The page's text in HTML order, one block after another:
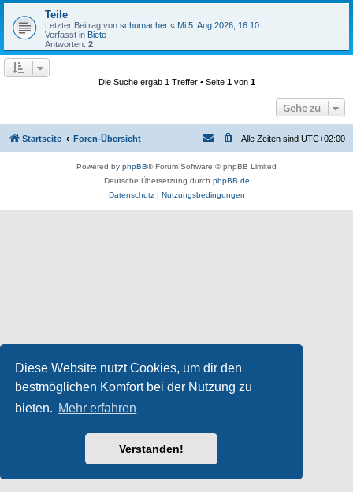
Diese Website nutzt Cookies, um dir den
bestmöglichen Komfort bei der Nutzung zu
bieten. Mehr erfahren
Verstanden!
Teile
Letzter Beitrag von schumacher « Mi 5. Aug 2026, 16:10
Verfasst in Biete
Antworten: 2
Die Suche ergab 1 Treffer • Seite 1von 1
Gehe zu
Startseite Foren-Übersicht Alle Zeiten sind UTC+02:00
Powered by phpBB® Forum Software © phpBB Limited
Deutsche Übersetzung durch phpBB.de
Datenschutz| Nutzungsbedingungen